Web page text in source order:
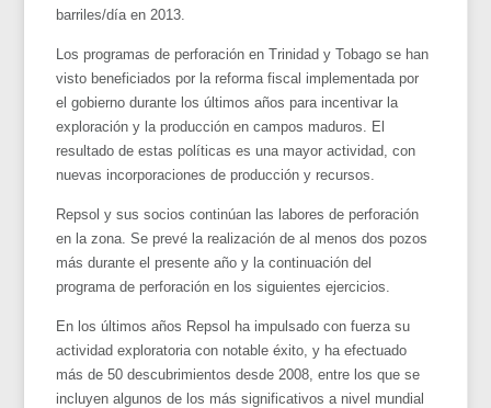
barriles/día en 2013.
Los programas de perforación en Trinidad y Tobago se han
visto beneficiados por la reforma fiscal implementada por
el gobierno durante los últimos años para incentivar la
exploración y la producción en campos maduros. El
resultado de estas políticas es una mayor actividad, con
nuevas incorporaciones de producción y recursos.
Repsol y sus socios continúan las labores de perforación
en la zona. Se prevé la realización de al menos dos pozos
más durante el presente año y la continuación del
programa de perforación en los siguientes ejercicios.
En los últimos años Repsol ha impulsado con fuerza su
actividad exploratoria con notable éxito, y ha efectuado
más de 50 descubrimientos desde 2008, entre los que se
incluyen algunos de los más significativos a nivel mundial